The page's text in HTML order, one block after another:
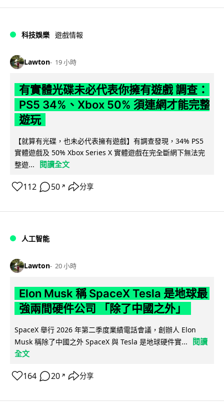
科技娛樂 遊戲情報
Lawton 19 小時
有實體光碟未必代表你擁有遊戲 調查：
PS5 34%、Xbox 50% 須連網才能完整
遊玩
【就算有光碟，也未必代表擁有遊戲】有調查發現，34% PS5
實體遊戲及 50% Xbox Series X 實體遊戲在完全斷網下無法完
整遊...
閱讀全文
112 50 ↗ 分享
人工智能
Lawton 20 小時
Elon Musk 稱 SpaceX Tesla 是地球最
強兩間硬件公司 「除了中國之外」
SpaceX 舉行 2026 年第二季度業績電話會議，創辦人 Elon
Musk 稱除了中國之外 SpaceX 與 Tesla 是地球硬件實...
閱讀
全文
164 20 ↗ 分享